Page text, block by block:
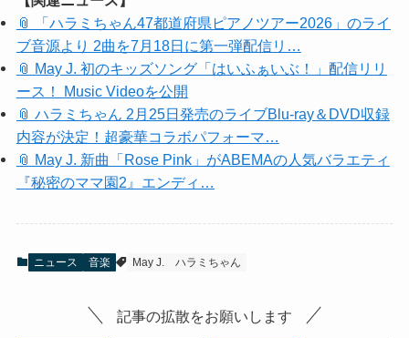
📎 「ハラミちゃん47都道府県ピアノツアー2026」のライ
ブ音源より 2曲を7月18日に第一弾配信リ…
📎 May J. 初のキッズソング「はいふぁいぶ！」配信リリ
ース！ Music Videoを公開
📎 ハラミちゃん 2月25日発売のライブBlu-ray＆DVD収録
内容が決定！超豪華コラボパフォーマ…
📎 May J. 新曲「Rose Pink」がABEMAの人気バラエティ
『秘密のママ園2』エンディ…
ニュース 音楽 May J. ハラミちゃん
記事の拡散をお願いします